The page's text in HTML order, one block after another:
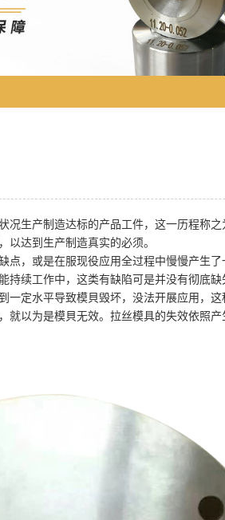
况生产制造达标的产品工件，这一历程称
以达到生产制造真实的必须。
，或是在服现役应用全过程中慢慢产生了
续工作中，这类有缺陷可是并没有彻底缺
一定水平导致模貝毁坏，没法开展应用，
就以为是模貝无效。拉丝模具的失效依照